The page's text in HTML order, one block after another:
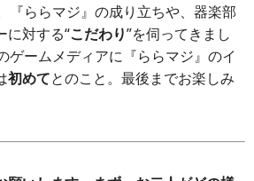
『ららマジ』の成り立ちや、器楽部
に対する“こだわり”を伺ってきまし
ゲームメディアに『ららマジ』のイ
初めてとのこと。最後までお楽しみ